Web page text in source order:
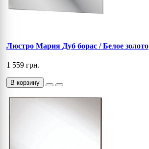
Люстро Мария Дуб борас / Белое золото
1 559 грн.
В корзину